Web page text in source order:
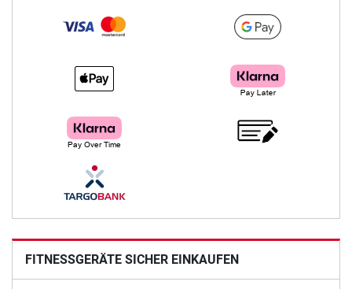
FITNESSGERÄTE SICHER EINKAUFEN